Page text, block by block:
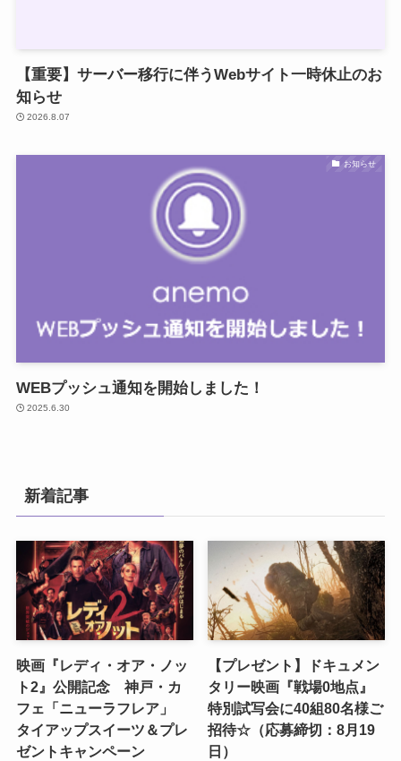
【重要】サーバー移行に伴うWebサイト一時休止のお
知らせ
2026.8.07
お知らせ
WEBプッシュ通知を開始しました！
2025.6.30
新着記事
映画『レディ・オア・ノッ
ト2』公開記念 神戸・カ
フェ「ニューラフレア」
タイアップスイーツ＆プレ
ゼントキャンペーン
【プレゼント】ドキュメン
タリー映画『戦場0地点』
特別試写会に40組80名様ご
招待☆（応募締切：8月19
日）